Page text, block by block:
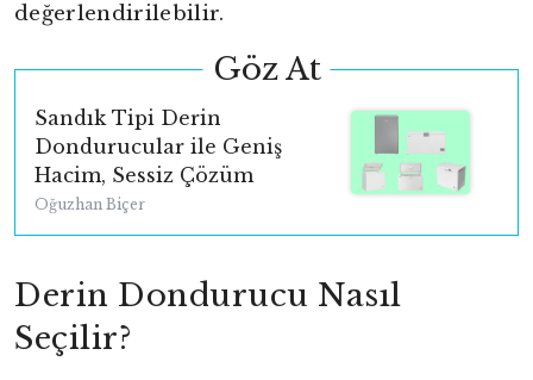
değerlendirilebilir.
Göz At
Sandık Tipi Derin
Dondurucular ile Geniş
Hacim, Sessiz Çözüm
Oğuzhan Biçer
Derin Dondurucu Nasıl
Seçilir?